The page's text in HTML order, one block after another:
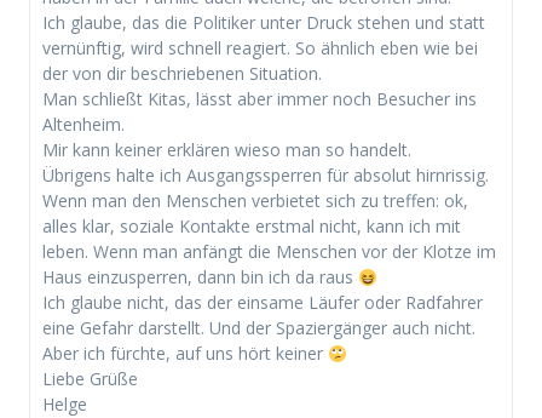
Ich glaube, das die Politiker unter Druck stehen und statt
vernünftig, wird schnell reagiert. So ähnlich eben wie bei
der von dir beschriebenen Situation.
Man schließt Kitas, lässt aber immer noch Besucher ins
Altenheim.
Mir kann keiner erklären wieso man so handelt.
Übrigens halte ich Ausgangssperren für absolut hirnrissig.
Wenn man den Menschen verbietet sich zu treffen: ok,
alles klar, soziale Kontakte erstmal nicht, kann ich mit
leben. Wenn man anfängt die Menschen vor der Klotze im
Haus einzusperren, dann bin ich da raus
Ich glaube nicht, das der einsame Läufer oder Radfahrer
eine Gefahr darstellt. Und der Spaziergänger auch nicht.
Aber ich fürchte, auf uns hört keiner
Liebe Grüße
Helge